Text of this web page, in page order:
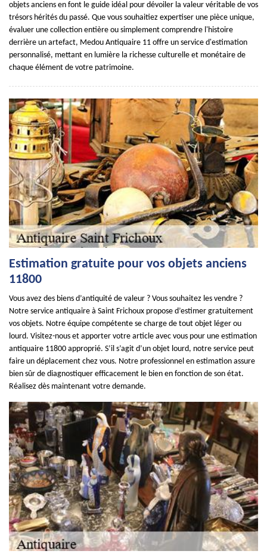
objets anciens en font le guide idéal pour dévoiler la valeur véritable de vos
trésors hérités du passé. Que vous souhaitiez expertiser une pièce unique,
évaluer une collection entière ou simplement comprendre l'histoire
derrière un artefact, Medou Antiquaire 11 offre un service d'estimation
personnalisé, mettant en lumière la richesse culturelle et monétaire de
chaque élément de votre patrimoine.
Estimation gratuite pour vos objets anciens
11800
Vous avez des biens d’antiquité de valeur ? Vous souhaitez les vendre ?
Notre service antiquaire à Saint Frichoux propose d’estimer gratuitement
vos objets. Notre équipe compétente se charge de tout objet léger ou
lourd. Visitez-nous et apporter votre article avec vous pour une estimation
antiquaire 11800 approprié. S’il s’agit d’un objet lourd, notre service peut
faire un déplacement chez vous. Notre professionnel en estimation assure
bien sûr de diagnostiquer efficacement le bien en fonction de son état.
Réalisez dès maintenant votre demande.